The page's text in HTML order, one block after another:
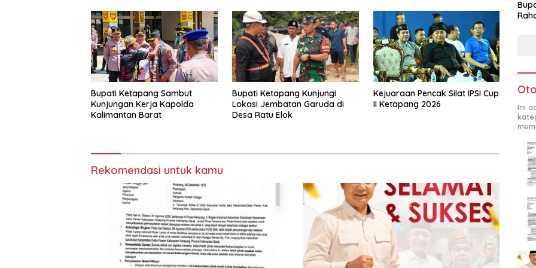
Bupati Ketapang Sambut
Kunjungan Kerja Kapolda
Kalimantan Barat
Bupati Ketapang Kunjungi
Lokasi Jembatan Garuda di
Desa Ratu Elok
Kejuaraan Pencak Silat IPSI Cup
II Ketapang 2026
Rekomendasi untuk kamu
Ini